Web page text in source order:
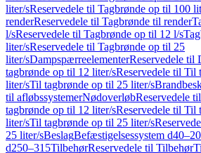
liter/sReservedele til Tagbrønde op til 100
renderReservedele til Tagbrønde til render
l/sReservedele til Tagbrønde op til 12 l/s
liter/sReservedele til Tagbrønde op til 25
liter/sDampspærreelementerReservedele til
tagbrønde op til 12 liter/sReservedele til Til
liter/sTil tagbrønde op til 25 liter/s
til afløbssystemerNødoverløbReservedele
tagbrønde op til 12 liter/sReservedele til Til
liter/sTil tagbrønde op til 25 liter/s
25 liter/sBeslagBefæstigelsessystem
d250–315TilbehørReservedele til Tilbehør